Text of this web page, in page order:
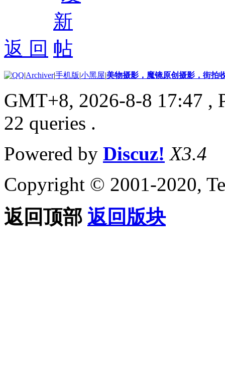
返 回
|Archiver|手机版|小黑屋|美物摄影，魔镜原创摄影，街拍
GMT+8, 2026-8-8 17:47 ,
22 queries .
Powered by Discuz! X3.4
Copyright © 2001-2020,
返回顶部 返回版块